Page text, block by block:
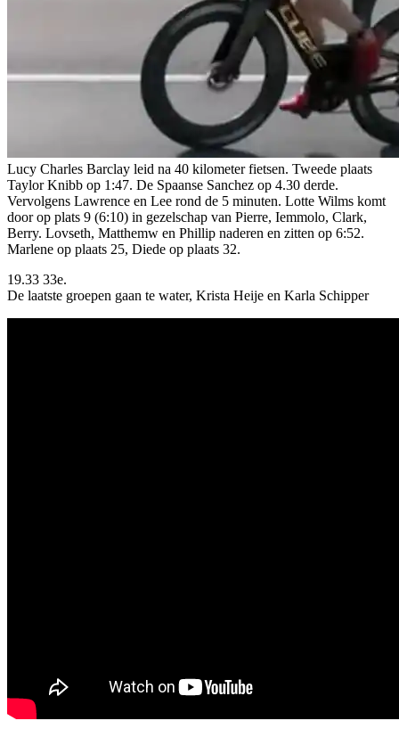
Lucy Charles Barclay leid na 40 kilometer fietsen. Tweede plaats
Taylor Knibb op 1:47. De Spaanse Sanchez op 4.30 derde.
Vervolgens Lawrence en Lee rond de 5 minuten. Lotte Wilms komt
door op plats 9 (6:10) in gezelschap van Pierre, Iemmolo, Clark,
Berry. Lovseth, Matthemw en Phillip naderen en zitten op 6:52.
Marlene op plaats 25, Diede op plaats 32.
19.33 33e.
De laatste groepen gaan te water, Krista Heije en Karla Schipper